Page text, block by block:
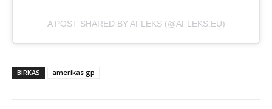
A POST SHARED BY AFLEKS (@AFLEKS.EU)
BIRKAS amerikas gp